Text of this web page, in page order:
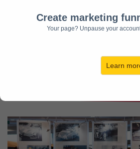
Create marketing
Your page? Unpause your
Learn
Vieni a
collezioni
Nicolis!